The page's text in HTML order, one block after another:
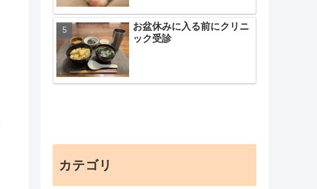
お盆休みに入る前にクリニ
ック受診
カテゴリ